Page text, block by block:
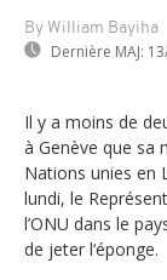
By William Bayiha
Dernière MAJ:
Il y a moins de
à Genève que sa
Nations unies en
lundi, le
l’ONU dans le
de jeter l‘éponge.